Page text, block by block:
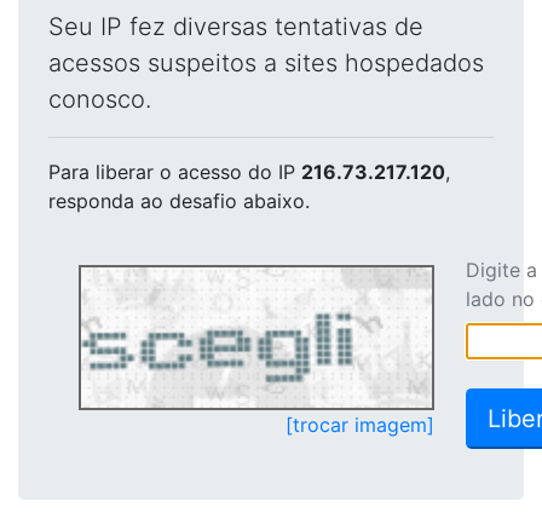
Seu IP fez diversas tentativas de
acessos suspeitos a sites hospedados
conosco.
Para liberar o acesso do IP 216.73.217.120,
responda ao desafio abaixo.
[trocar imagem]
Digite
lado no